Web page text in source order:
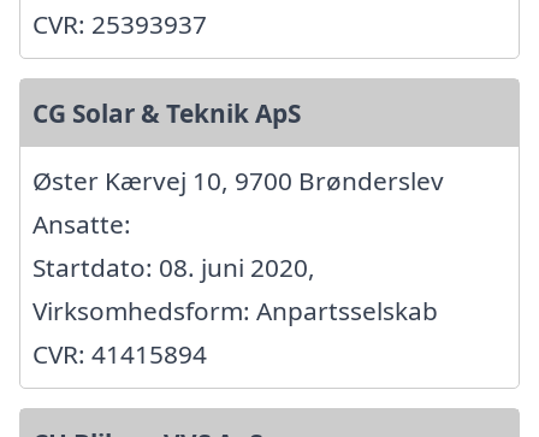
CVR: 25393937
CG Solar & Teknik ApS
Øster Kærvej 10, 9700 Brønderslev
Ansatte:
Startdato: 08. juni 2020,
Virksomhedsform: Anpartsselskab
CVR: 41415894